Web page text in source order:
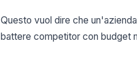
Questo vuol dire che
battere competitor con budget